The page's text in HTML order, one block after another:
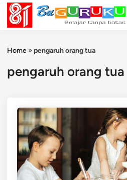
Skip
content
Home » pengaruh orang tua
pengaruh orang tua